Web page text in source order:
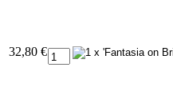
32,80 €